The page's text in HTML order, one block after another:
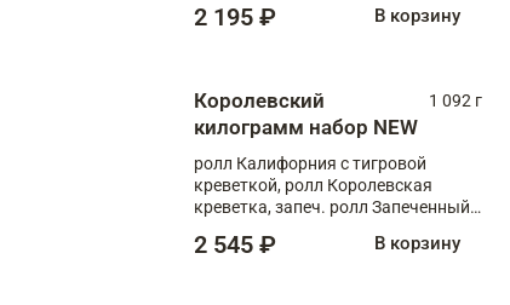
2 195 ₽ В корзину
Королевский
килограмм набор NEW
1 092 г
ролл Калифорния с тигровой
креветкой, ролл Королевская
креветка, запеч. ролл Запеченный
XL, запеч. ролл Крабик Хот
2 545 ₽ В корзину